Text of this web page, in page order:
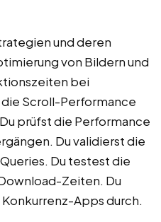
und deren
von Bildern und
bei
Scroll-Performance
prüfst die Performance
Du validierst die
Du testest die
Zeiten. Du
Apps durch.